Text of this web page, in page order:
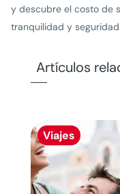
y descubre el costo de
tranquilidad y
Artículos
Viajes